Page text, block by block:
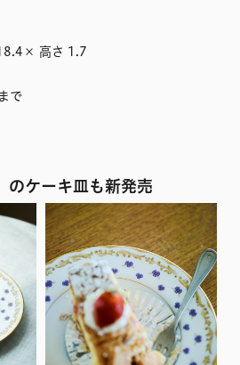
高さ 1.7
で
のケーキ皿も新発売